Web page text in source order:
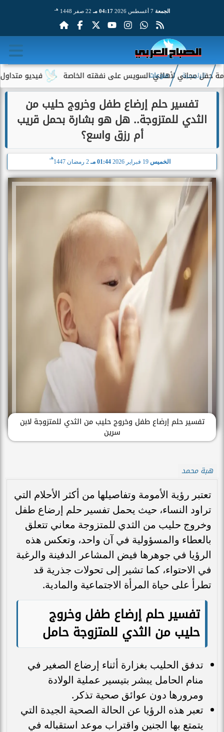
الجمعة 7 أغسطس 2026 04:17 مـ 22 صفر 1448 هـ
فيديو متداول لسيدة لأهالي السويس على نفقته الخاصة
الرئيسية منوعات
تفسير حلم إرضاع طفل وخروج حليب من
الثدي للمتزوجة.. هل هو بشارة بحمل قريب
أم رزق واسع؟
الخميس 01:44 مـ 2 رمضان 1447
هـ
تفسير حلم إرضاع طفل وخروج حليب من الثدي للمتزوجة لابن
سرين
هبة محمد
تعتبر رؤية الأمومة وتفاصيلها من أكثر الأحلام التي
تراود النساء، حيث يحمل تفسير حلم إرضاع طفل
وخروج حليب من الثدي للمتزوجة معاني تتعلق
بالعطاء والمسؤولية في آن واحد، وتعكس هذه
الرؤيا في جوهرها فيض المشاعر الدفينة والرغبة
في الاحتواء، كما تشير إلى تحولات جذرية قد
تطرأ على حياة المرأة الاجتماعية والمادية.
تفسير حلم إرضاع طفل وخروج
حليب من الثدي للمتزوجة حامل
تدفق الحليب بغزارة أثناء إرضاع الصغير في
منام الحامل يبشر بتيسير عملية الولادة
ومرورها دون عوائق صحية تذكر.
تعبر هذه الرؤيا عن الحالة الصحية الجيدة التي
يتمتع بها الجنين واقتراب موعد استقباله في